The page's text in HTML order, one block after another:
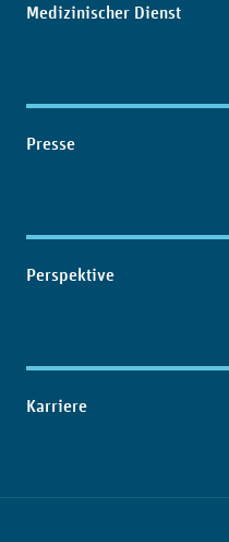
Medizinischer Dienst
Presse
Perspektive
Karriere